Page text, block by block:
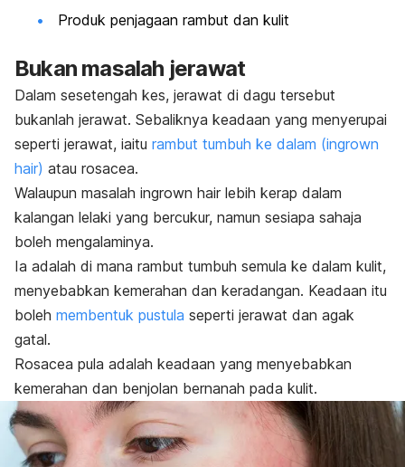
Produk penjagaan rambut dan kulit
Bukan masalah jerawat
Dalam sesetengah kes, jerawat di dagu tersebut
bukanlah jerawat. Sebaliknya keadaan yang menyerupai
seperti jerawat, iaitu rambut tumbuh ke dalam (ingrown
hair) atau rosacea.
Walaupun masalah ingrown hair lebih kerap dalam
kalangan lelaki yang bercukur, namun sesiapa sahaja
boleh mengalaminya.
Ia adalah di mana rambut tumbuh semula ke dalam kulit,
menyebabkan kemerahan dan keradangan. Keadaan itu
boleh membentuk pustula seperti jerawat dan agak
gatal.
Rosacea pula adalah keadaan yang menyebabkan
kemerahan dan benjolan bernanah pada kulit.